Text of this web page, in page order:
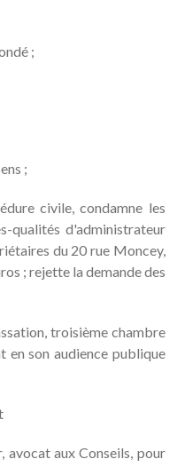
;
;
civile, condamne les
qualités d'administrateur
du 20 rue Moncey,
; rejette la demande des
troisième chambre
en son audience publique
aux Conseils, pour